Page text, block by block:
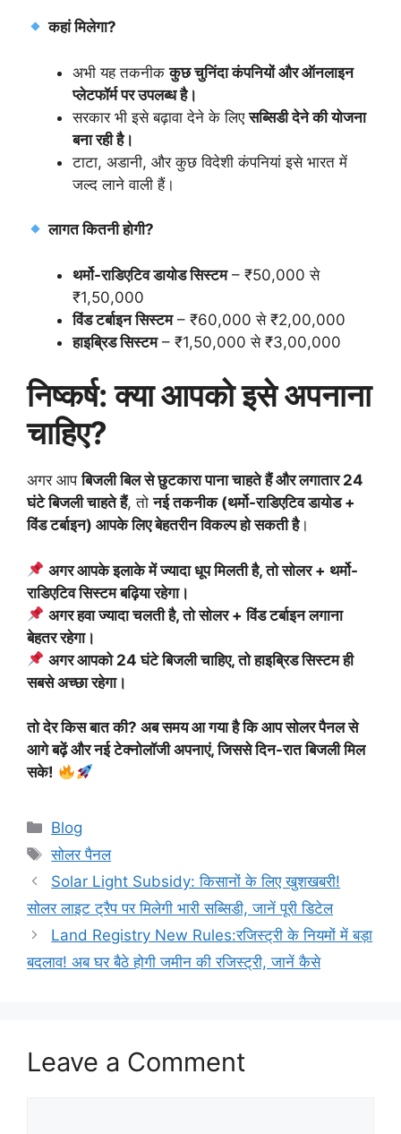
कहां मिलेगा?
अभी यह तकनीककुछ चुनिंदा कंपनियों और ऑनलाइन
प्लेटफॉर्म पर उपलब्ध है।
सरकार भी इसे बढ़ावा देने के लिएसब्सिडी देने की योजना
बना रही है।
टाटा, अडानी, और कुछ विदेशी कंपनियां इसे भारत में
जल्द लाने वाली हैं।
लागत कितनी होगी?
थर्मो-राडिएटिव डायोड सिस्टम– ₹50,000 से
₹1,50,000
विंड टर्बाइन सिस्टम– ₹60,000 से ₹2,00,000
हाइब्रिड सिस्टम– ₹1,50,000 से ₹3,00,000
निष्कर्ष: क्या आपको इसे अपनाना
चाहिए?
अगर आपबिजली बिल से छुटकारा पाना चाहते हैं और लगातार 24
घंटे बिजली चाहते हैं, तोनई तकनीक (थर्मो-राडिएटिव डायोड +
विंड टर्बाइन) आपके लिए बेहतरीन विकल्प हो सकती है।
अगर आपके इलाके में ज्यादा धूप मिलती है, तो सोलर + थर्मो-
राडिएटिव सिस्टम बढ़िया रहेगा।
अगर हवा ज्यादा चलती है, तो सोलर + विंड टर्बाइन लगाना
बेहतर रहेगा।
अगर आपको 24 घंटे बिजली चाहिए, तो हाइब्रिड सिस्टम ही
सबसे अच्छा रहेगा।
तो देर किस बात की? अब समय आ गया है कि आप सोलर पैनल से
आगे बढ़ें और नई टेक्नोलॉजी अपनाएं, जिससे दिन-रात बिजली मिल
सके!
Categories
Blog
Tags
सोलर पैनल
Solar Light Subsidy: किसानों के लिए खुशखबरी!
सोलर लाइट ट्रैप पर मिलेगी भारी सब्सिडी, जानें पूरी डिटेल
Land Registry New Rules:रजिस्ट्री के नियमों में बड़ा
बदलाव! अब घर बैठे होगी जमीन की रजिस्ट्री, जानें कैसे
Leave a Comment